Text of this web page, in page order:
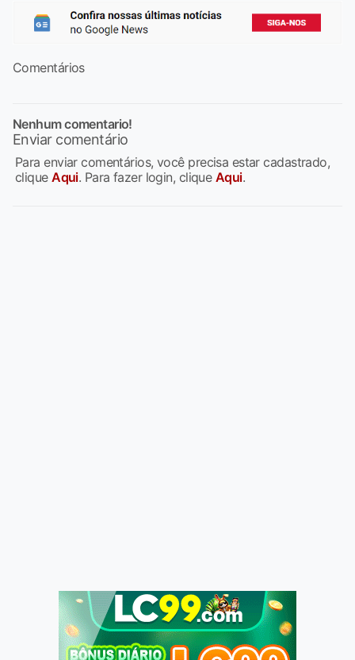
Comentários
Nenhum comentario!
Enviar comentário
Para enviar comentários, você precisa estar cadastrado,
cliqueAqui. Para fazer login, clique Aqui.